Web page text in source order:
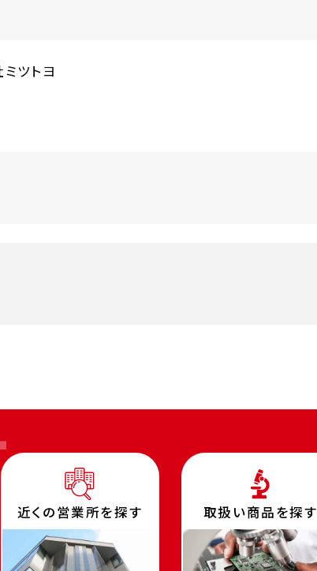
ツトヨ
近くの営業所を探す 取扱い商品を探す